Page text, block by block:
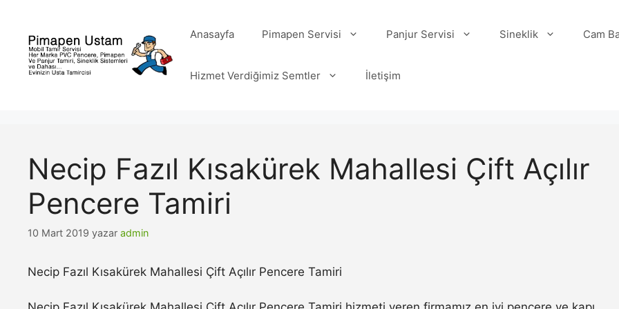
Anasayfa Pimapen Servisi Panjur Servisi Sineklik Cam
Hizmet Verdiğimiz Semtler İletişim
Necip Fazıl Kısakürek Mahallesi Çift Açılır
Pencere Tamiri
10 Mart 2019 yazar admin
Necip Fazıl Kısakürek Mahallesi Çift Açılır Pencere Tamiri